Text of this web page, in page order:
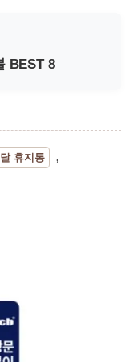
BEST 8
휴지통 ,